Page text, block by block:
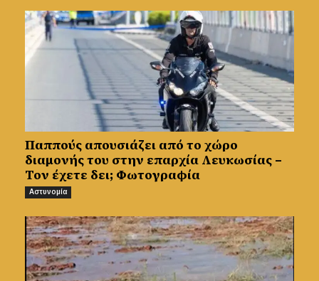
Παππούς απουσιάζει από το χώρο
διαμονής του στην επαρχία Λευκωσίας –
Τον έχετε δει; Φωτογραφία
Αστυνομία